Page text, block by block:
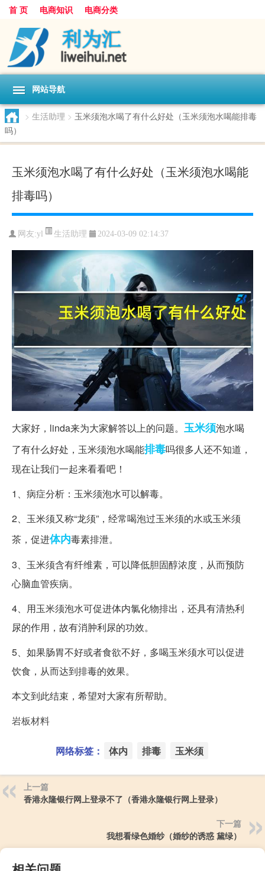
首 页 电商知识 电商分类
网站导航
> 生活助理 > 玉米须泡水喝了有什么好处（玉米须泡水喝能排毒
吗）
玉米须泡水喝了有什么好处（玉米须泡水喝能
排毒吗）
网友:yl 生活助理 2024-03-09 02:14:37
大家好，linda来为大家解答以上的问题。 玉米须泡水喝
了有什么好处，玉米须泡水喝能排毒吗很多人还不知道，
现在让我们一起来看看吧！
1、病症分析：玉米须泡水可以解毒。
2、玉米须又称“龙须”，经常喝泡过玉米须的水或玉米须
茶，促进体内毒素排泄。
3、玉米须含有纤维素，可以降低胆固醇浓度，从而预防
心脑血管疾病。
4、用玉米须泡水可促进体内氯化物排出，还具有清热利
尿的作用，故有消肿利尿的功效。
5、如果肠胃不好或者食欲不好，多喝玉米须水可以促进
饮食，从而达到排毒的效果。
本文到此结束，希望对大家有所帮助。
岩板材料
网络标签： 体内 排毒 玉米须
上一篇
香港永隆银行网上登录不了（香港永隆银行网上登录）
下一篇
我想看绿色婚纱（婚纱的诱惑 黛绿）